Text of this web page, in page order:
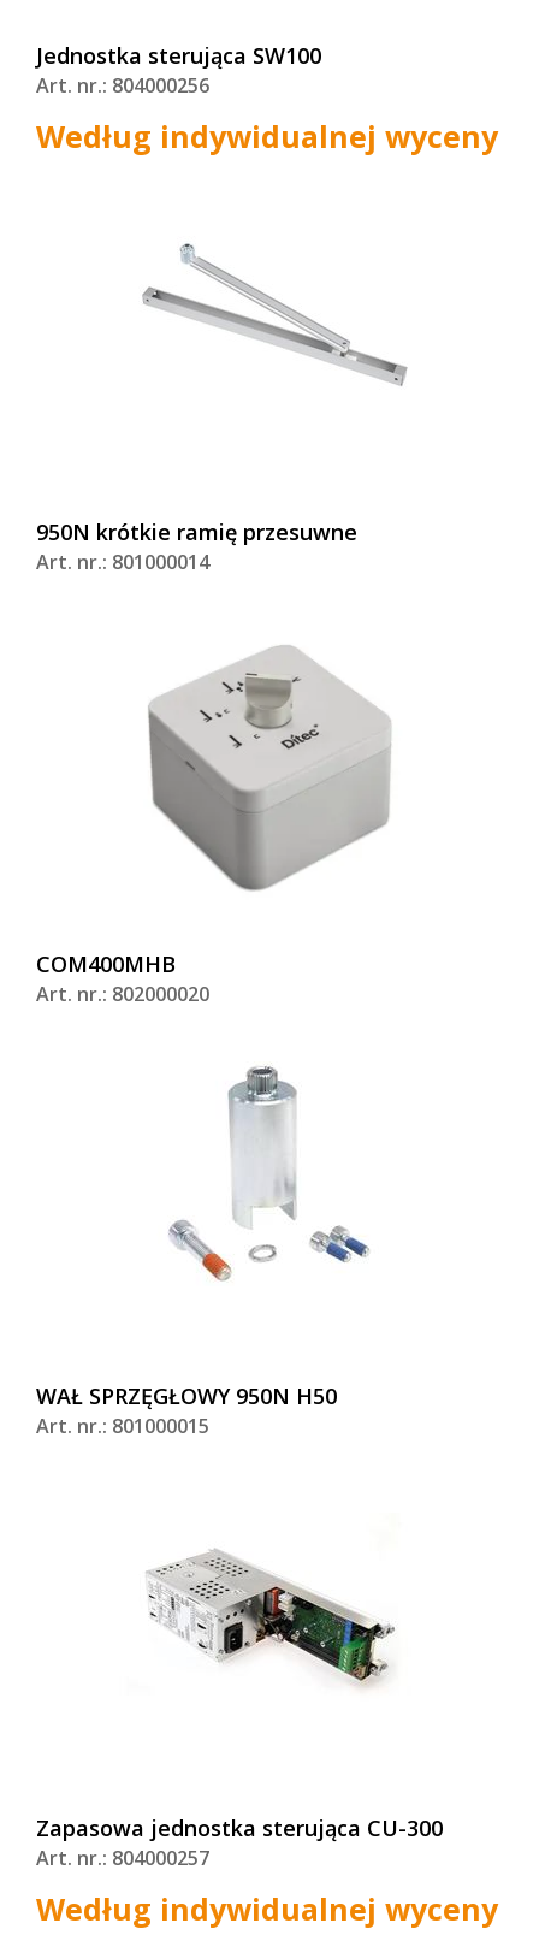
Jednostka sterująca SW100
Art. nr.: 804000256
Według indywidualnej wyceny
950N krótkie ramię przesuwne
Art. nr.: 801000014
COM400MHB
Art. nr.: 802000020
WAŁ SPRZĘGŁOWY 950N H50
Art. nr.: 801000015
Zapasowa jednostka sterująca CU-300
Art. nr.: 804000257
Według indywidualnej wyceny